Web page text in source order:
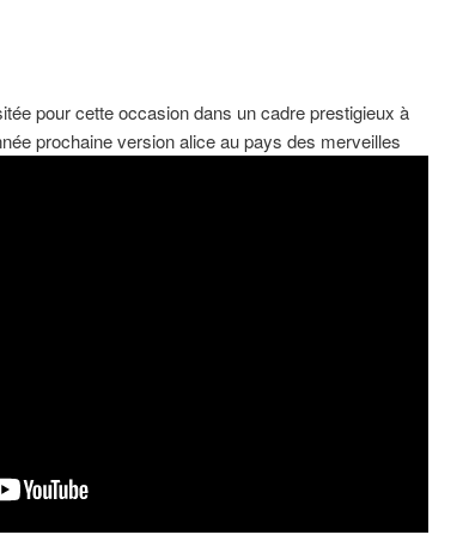
pour cette occasion dans un cadre prestigieux à
prochaine version alice au pays des merveilles